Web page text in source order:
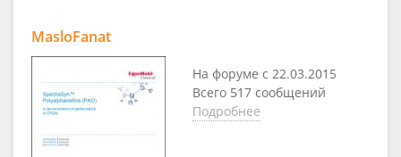
MasloFanat
На форуме с 22.03.2015
Всего 517 сообщений
Подробнее